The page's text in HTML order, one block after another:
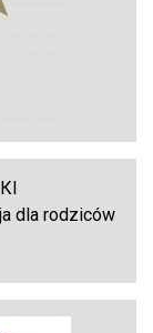
dla rodziców